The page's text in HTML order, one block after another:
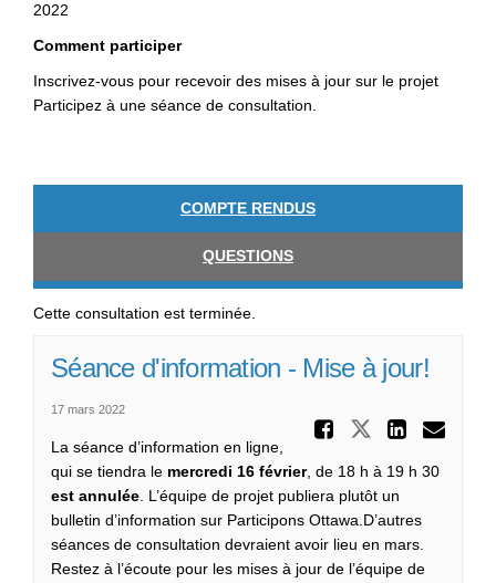
2022
Comment participer
Inscrivez-vous pour recevoir des mises à jour sur le projet
Participez à une séance de consultation.
COMPTE RENDUS
QUESTIONS
Cette consultation est terminée.
Séance d'information - Mise à jour!
17 mars 2022
Partager
La séance d’information en ligne,
qui se tiendra le mercredi 16 février, de 18 h à 19 h 30
est annulée. L’équipe de projet publiera plutôt un
bulletin d’information sur Participons Ottawa.D’autres
séances de consultation devraient avoir lieu en mars.
Restez à l’écoute pour les mises à jour de l’équipe de